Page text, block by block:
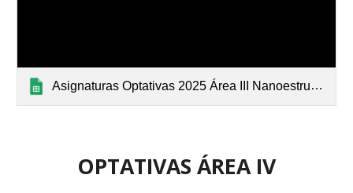
Asignaturas Optativas 2025 Área III Nanoestructuras
OPTATIVAS ÁREAIV